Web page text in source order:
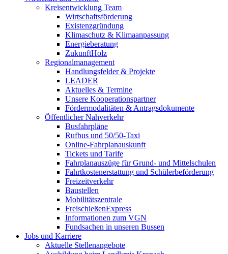
Kreisentwicklung Team
Wirtschaftsförderung
Existenzgründung
Klimaschutz & Klimaanpassung
Energieberatung
ZukunftHolz
Regionalmanagement
Handlungsfelder & Projekte
LEADER
Aktuelles & Termine
Unsere Kooperationspartner
Fördermodalitäten & Antragsdokumente
Öffentlicher Nahverkehr
Busfahrpläne
Rufbus und 50/50-Taxi
Online-Fahrplanauskunft
Tickets und Tarife
Fahrplanauszüge für Grund- und Mittelschulen
Fahrtkostenerstattung und Schülerbeförderung
Freizeitverkehr
Baustellen
Mobilitätszentrale
FreischießenExpress
Informationen zum VGN
Fundsachen in unseren Bussen
Jobs und Karriere
Aktuelle Stellenangebote